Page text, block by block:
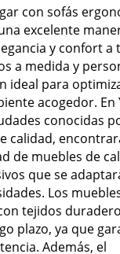
con sofás
excelente
y confort a
a medida y
ideal para
acogedor. En
conocidas
calidad,
de muebles de
que se
Los
tejidos
plazo, ya que
Además, el